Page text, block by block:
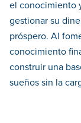
el conocimiento
gestionar su
próspero. Al
conocimiento
construir una
sueños sin la